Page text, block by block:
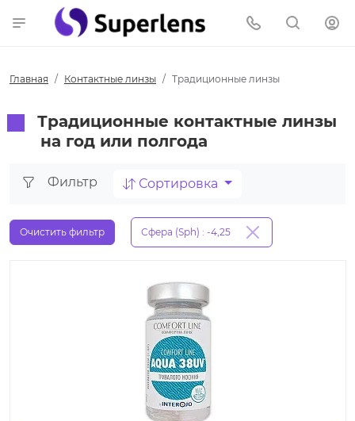
Главная Контактные линзы Традиционные линзы
Традиционные контактные линзы
на год или полгода
Фильтр Сортировка
Очистить фильтр Сфера (Sph) : -4,25